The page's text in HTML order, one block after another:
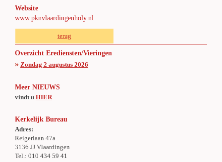
Website
www.pknvlaardingenholy.nl
terug
Overzicht Erediensten/Vieringen
» Zondag 2 augustus 2026
Meer NIEUWS
vindt u HIER
Kerkelijk Bureau
Adres:
Reigerlaan 47a
3136 JJ Vlaardingen
Tel.: 010 434 59 41